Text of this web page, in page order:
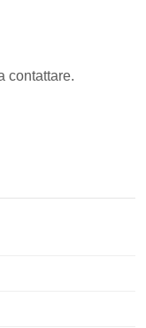
contattare.